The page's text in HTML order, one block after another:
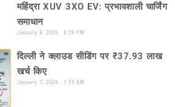
महिंद्रा XUV 3XO EV: प्रभावशाली चार्जिंग
समाधान
January 8, 2026 6:29 PM
दिल्ली ने क्लाउड सीडिंग पर ₹37.93 लाख
खर्च किए
January 7, 2026 1:35 AM